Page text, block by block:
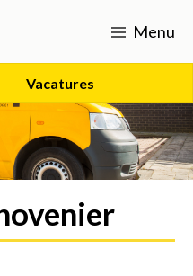
Menu
Vacatures